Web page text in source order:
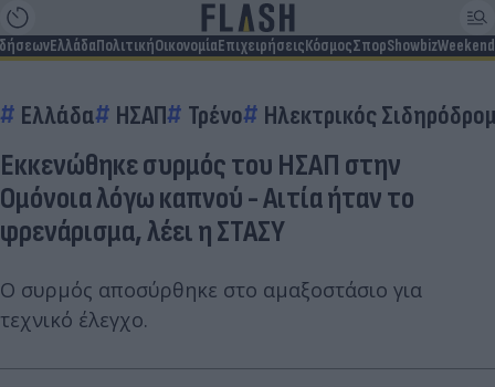
ΕλλάδαΠολιτικήΟικονομίαΕπιχειρήσειςΚόσμοςΣπορShowbizWeekend
Ελλάδα ΗΣΑΠ Τρένο Ηλεκτρικός
Εκκενώθηκε συρμός του ΗΣΑΠ στην
Ομόνοια λόγω καπνού - Αιτία ήταν το
φρενάρισμα, λέει η ΣΤΑΣΥ
Ο συρμός αποσύρθηκε στο αμαξοστάσιο για
τεχνικό έλεγχο.